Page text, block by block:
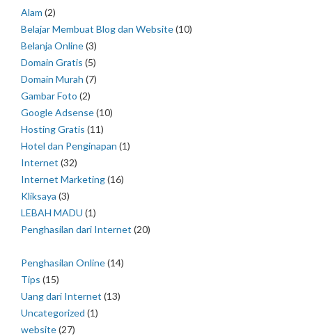
Alam (2)
Belajar Membuat Blog dan Website(10)
Belanja Online(3)
Domain Gratis (5)
Domain Murah (7)
Gambar Foto (2)
Google Adsense(10)
Hosting Gratis (11)
Hotel dan Penginapan (1)
Internet (32)
Internet Marketing(16)
Kliksaya (3)
LEBAH MADU (1)
Penghasilan dari Internet (20)
Penghasilan Online(14)
Tips (15)
Uang dari Internet (13)
Uncategorized (1)
website(27)